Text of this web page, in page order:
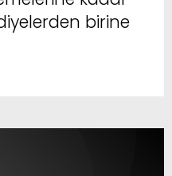
birine